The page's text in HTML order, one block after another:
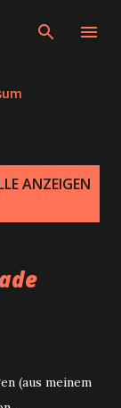
ANZEIGEN
(aus meinem